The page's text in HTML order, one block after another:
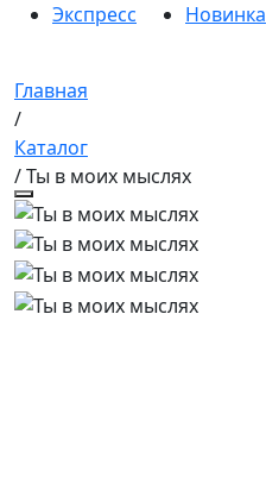
Экспресс
Новинка
Главная
/
Каталог
/ Ты в моих мыслях